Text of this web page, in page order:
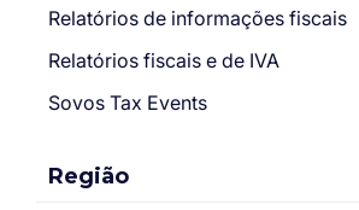
Relatórios de informações fiscais
Relatórios fiscais e de IVA
Sovos Tax Events
Região